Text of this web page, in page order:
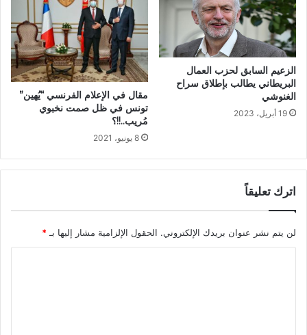
الزعيم السابق لحزب العمال
البريطاني يطالب بإطلاق سراح
الغنوشي
19 أبريل، 2023
مقال في الإعلام الفرنسي “يُهين”
تونس في ظل صمت نخبوي
مُريب..!!؟
8 يونيو، 2021
اترك تعليقاً
لن يتم نشر عنوان بريدك الإلكتروني. الحقول الإلزامية مشار إليها بـ*